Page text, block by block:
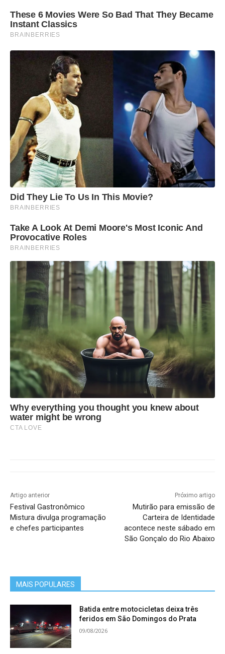
These 6 Movies Were So Bad That They Became
Instant Classics
BRAINBERRIES
Did They Lie To Us In This Movie?
BRAINBERRIES
Take A Look At Demi Moore's Most Iconic And
Provocative Roles
BRAINBERRIES
Why everything you thought you knew about
water might be wrong
CTA LOVE
Artigo anterior
Festival Gastronômico
Mistura divulga programação
e chefes participantes
Próximo artigo
Mutirão para emissão de
Carteira de Identidade
acontece neste sábado em
São Gonçalo do Rio Abaixo
MAIS POPULARES
Batida entre motocicletas deixa três
feridos em São Domingos do Prata
09/08/2026